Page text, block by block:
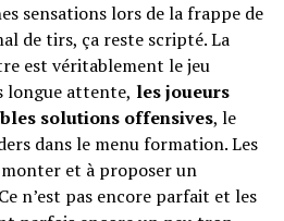
sensations lors de la frappe de
de tirs, ça reste scripté. La
est véritablement le jeu
longue attente, les joueurs
solutions offensives, le
dans le menu formation. Les
et à proposer un
n’est pas encore parfait et les